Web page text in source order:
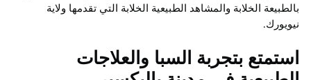
بالطبيعة الخلابة والمشاهد الطبيعية الخلابة التي تقدمها ولاية
نيويورك.
استمتع بتجربة السبا والعلاجات